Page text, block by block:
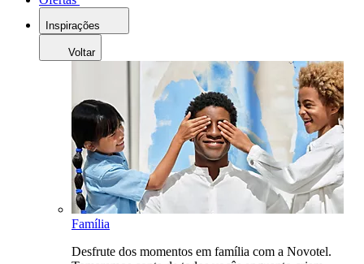
Inspirações
Voltar
Família
Desfrute dos momentos em família com a Novotel.